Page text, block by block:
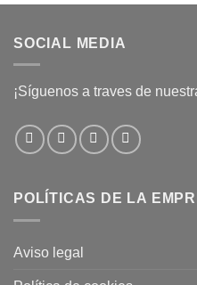
SOCIAL MEDIA
¡Síguenos a traves de
POLÍTICAS DE LA
Aviso legal